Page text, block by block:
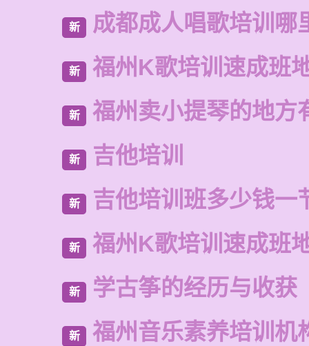
新 成都成人唱歌培训哪
新 福州K歌培训速成班
新 福州卖小提琴的地方
新 吉他培训
新 吉他培训班多少钱一
新 福州K歌培训速成班
新 学古筝的经历与收获
新 福州音乐素养培训机